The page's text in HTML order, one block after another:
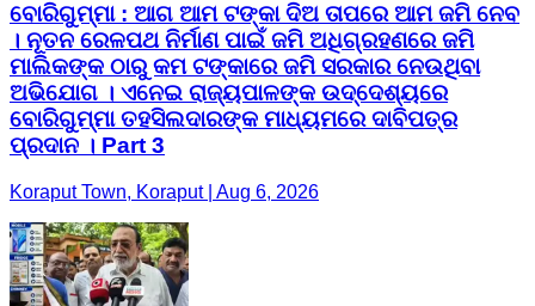
ବୋରିଗୁମ୍ମା : ଆଗ ଆମ ଟଙ୍କା ଦିଅ ତାପରେ ଆମ ଜମି ନେବ
। ନୂତନ ରେଳପଥ ନିର୍ମାଣ ପାଇଁ ଜମି ଅଧିଗ୍ରହଣରେ ଜମି
ମାଲିକଙ୍କ ଠାରୁ କମ ଟଙ୍କାରେ ଜମି ସରକାର ନେଉଥିବା
ଅଭିଯୋଗ । ଏନେଇ ରାଜ୍ୟପାଳଙ୍କ ଉଦ୍ଦେଶ୍ୟରେ
ବୋରିଗୁମ୍ମା ତହସିଲଦାରଙ୍କ ମାଧ୍ୟମରେ ଦାବିପତ୍ର
ପ୍ରଦାନ । Part 3
Koraput Town, Koraput | Aug 6, 2026